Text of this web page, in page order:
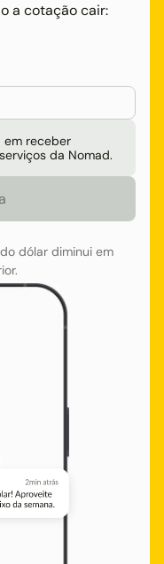
a cotação cair:
em receber
da Nomad.
dólar diminui em